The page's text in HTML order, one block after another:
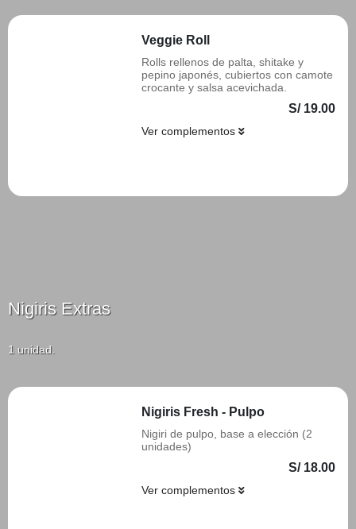
Veggie Roll
Rolls rellenos de palta, shitake y
pepino japonés, cubiertos con camote
crocante y salsa acevichada.
S/ 19.00
Ver complementos
Nigiris Extras
1 unidad.
Nigiris Fresh - Pulpo
Nigiri de pulpo, base a elección (2
unidades)
S/ 18.00
Ver complementos